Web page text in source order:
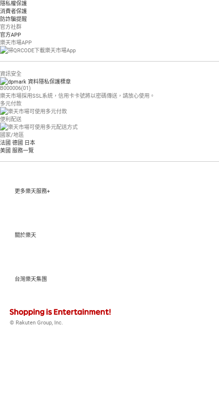
隱私權保護
消費者保護
防詐騙提醒
官方社群
官方APP
樂天市場APP
資訊安全
B000006(01)
樂天市場採用SSL系統，信用卡卡號將以密碼傳送，請放心使用。
多元付款
便利配送
國家/地區
法國 德國 日本
美國 服務一覽
更多樂天服務+
關於樂天
台灣樂天集團
© Rakuten Group, Inc.